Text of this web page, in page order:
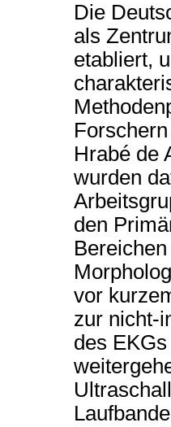
Die
als
etabliert,
Hrabé de
wurden
den
vor
zur nicht-
des